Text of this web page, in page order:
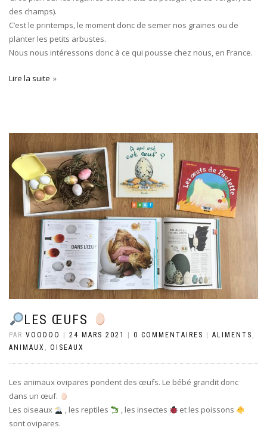
des champs).
C’est le printemps, le moment donc de semer nos graines ou de
planter les petits arbustes.
Nous nous intéressons donc à ce qui pousse chez nous, en France.
Lire la suite
LES ŒUFS
PAR VOODOO 24 MARS 2021 0 COMMENTAIRES ALIMENTS ,
ANIMAUX , OISEAUX
Les animaux ovipares pondent des œufs. Le bébé grandit donc
dans un œuf.
Les oiseaux
, les reptiles , les insectes
et les poissons
sont ovipares.